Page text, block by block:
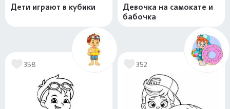
Дети играют в кубики
Девочка на самокате и
бабочка
358 352